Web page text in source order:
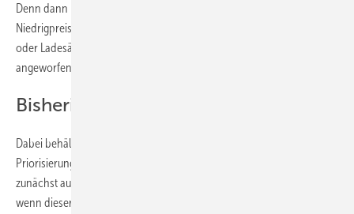
Denn dann kann das Unternehmen gezielt Strom in
Niedrigpreisphasen nutzen und in seine Speicher, Wärmepumpen
oder Ladesäulen schicken, die dann in Hochpreisphasen nicht mehr
angeworfen werden müssen.
Bisherige Priorisierung bleibt
Dabei behält das Energiemanagement allerdings die bisherige
Priorisierung des Stromverbrauchs bei. So wird auch in Zukunft
zunächst auf den lokal produzierten Solarstrom zurückgegriffen. Erst
wenn dieser nicht ausreicht, erfolgt die Optimierung hinsichtlich der